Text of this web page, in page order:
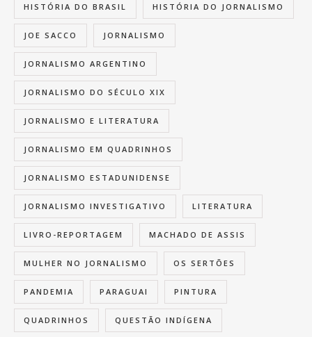
HISTÓRIA DO BRASIL HISTÓRIA DO JORNALISMO
JOE SACCO JORNALISMO
JORNALISMO ARGENTINO
JORNALISMO DO SÉCULO XIX
JORNALISMO E LITERATURA
JORNALISMO EM QUADRINHOS
JORNALISMO ESTADUNIDENSE
JORNALISMO INVESTIGATIVO LITERATURA
LIVRO-REPORTAGEM MACHADO DE ASSIS
MULHER NO JORNALISMO OS SERTÕES
PANDEMIA PARAGUAI PINTURA
QUADRINHOS QUESTÃO INDÍGENA